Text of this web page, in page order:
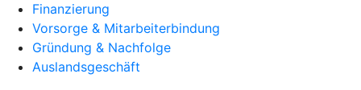
Finanzierung
Vorsorge & Mitarbeiterbindung
Gründung & Nachfolge
Auslandsgeschäft